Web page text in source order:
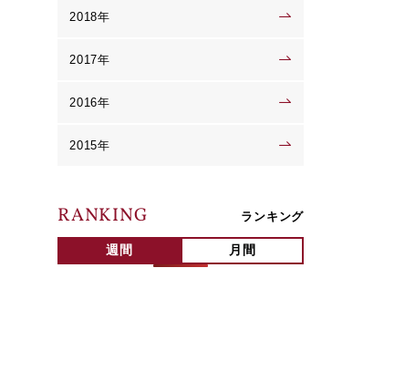
2018年
2017年
2016年
2015年
RANKING ランキング
週間 月間